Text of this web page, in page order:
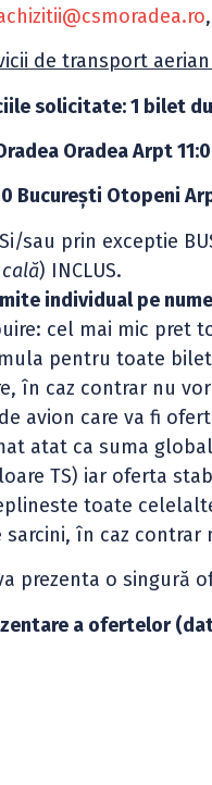
de transport aerian
solicitate: 1 bilet
Oradea Arpt
Bucureşti Otopeni
prin exceptie
) INCLUS.
individual pe
cel mai mic pret
pentru toate
în caz contrar nu
care va fi
atat ca suma
TS) iar oferta
toate
sarcini, în caz
prezenta o singură
a ofertelor